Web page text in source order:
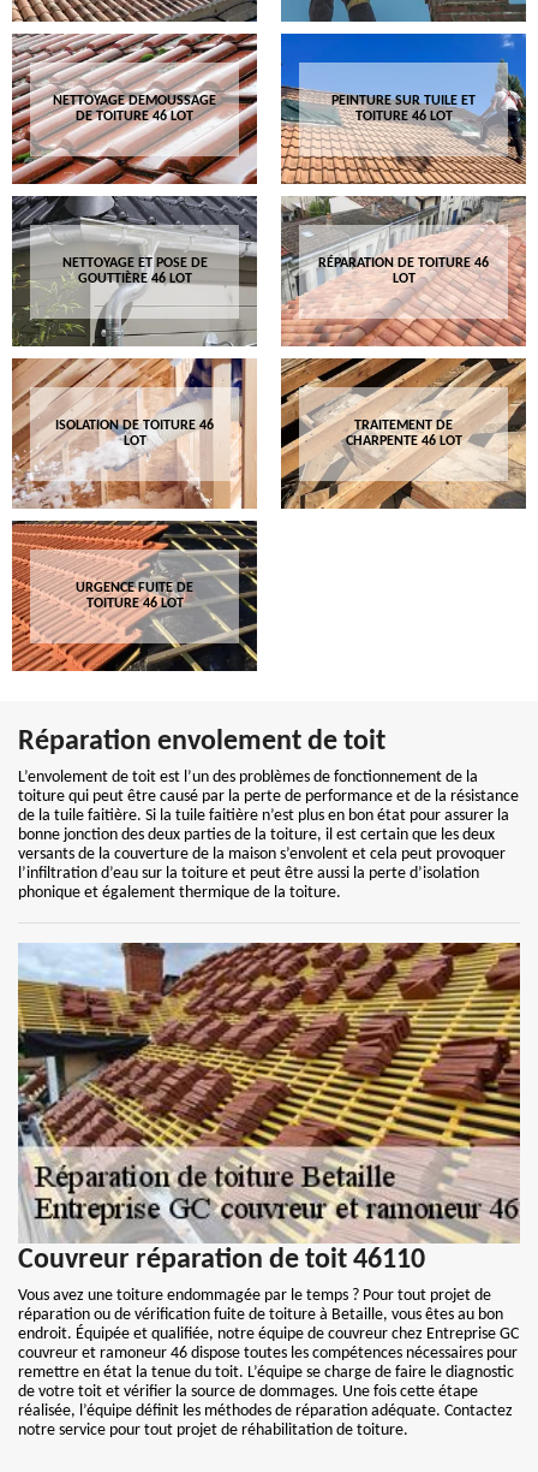
NETTOYAGE DEMOUSSAGE
DE TOITURE 46 LOT
PEINTURE SUR TUILE ET
TOITURE 46 LOT
NETTOYAGE ET POSE DE
GOUTTIÈRE 46 LOT
RÉPARATION DE TOITURE 46
LOT
ISOLATION DE TOITURE 46
LOT
TRAITEMENT DE
CHARPENTE 46 LOT
URGENCE FUITE DE
TOITURE 46 LOT
Réparation envolement de toit
L’envolement de toit est l’un des problèmes de fonctionnement de la
toiture qui peut être causé par la perte de performance et de la résistance
de la tuile faitière. Si la tuile faitière n’est plus en bon état pour assurer la
bonne jonction des deux parties de la toiture, il est certain que les deux
versants de la couverture de la maison s’envolent et cela peut provoquer
l’infiltration d’eau sur la toiture et peut être aussi la perte d’isolation
phonique et également thermique de la toiture.
Couvreur réparation de toit 46110
Vous avez une toiture endommagée par le temps ? Pour tout projet de
réparation ou de vérification fuite de toiture à Betaille, vous êtes au bon
endroit. Équipée et qualifiée, notre équipe de couvreur chez Entreprise GC
couvreur et ramoneur 46 dispose toutes les compétences nécessaires pour
remettre en état la tenue du toit. L’équipe se charge de faire le diagnostic
de votre toit et vérifier la source de dommages. Une fois cette étape
réalisée, l’équipe définit les méthodes de réparation adéquate. Contactez
notre service pour tout projet de réhabilitation de toiture.